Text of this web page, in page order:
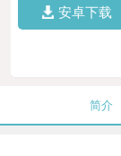
安卓下载
简介